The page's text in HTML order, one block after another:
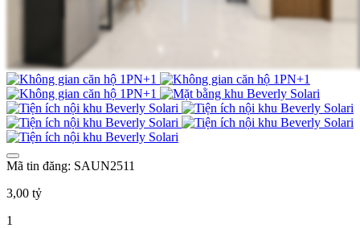
Mã tin đăng: SAUN2511
3,00 tỷ
1